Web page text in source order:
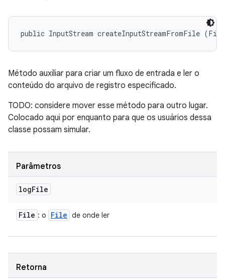
public InputStream createInputStreamFromFile
Método auxiliar para criar um fluxo de entrada e ler o
conteúdo do arquivo de registro especificado.
TODO: considere mover esse método para outro lugar.
Colocado aqui por enquanto para que os usuários dessa
classe possam simular.
Parâmetros
logFile
File : o File de onde ler
Retorna